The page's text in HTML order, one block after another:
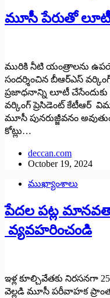
మూసీ పేరుతో
మురికి నీటి యంత్రాలను
సందర్శించిన బీఆర్‌ఎస్‌
ప్రజాధనాన్ని లూటీ
వర్కింగ్‌ ప్రెసిడెంట్‌ కేటీఆర్‌
మూసీ పునరుజ్జీవనం
కోట్లు…
deccan.com
October 19, 2024
ముఖ్యాంశాలు
పేద‌ల ప‌ట్ల
వ్యవహరించండి
ఇళ్ల కూల్చివేత‌కు నిర‌స‌న‌గా
వెల్ల‌డి మూసీ ప‌రీవాహ‌క